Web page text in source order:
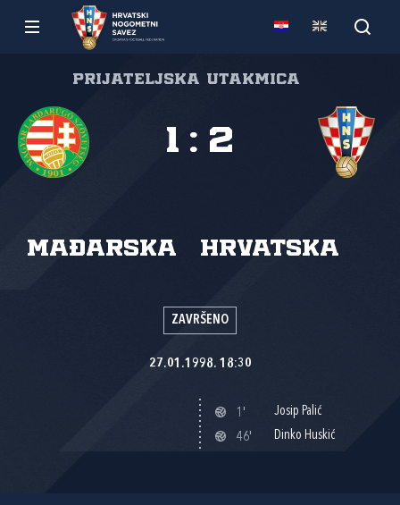
Prijateljska utakmica
Mađarska Hrvatska
1 : 2
ZAVRŠENO
27.01.1998. 18:30
1'
Josip Palić
46'
Dinko Huskić